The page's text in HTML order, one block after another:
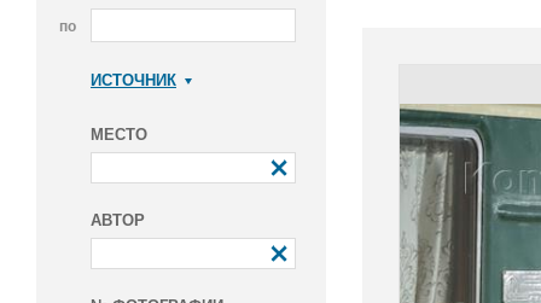
по
ИСТОЧНИК
МЕСТО
АВТОР